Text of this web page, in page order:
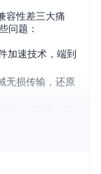
容性差三大痛
问题：
加速技术，端到
无损传输，还原